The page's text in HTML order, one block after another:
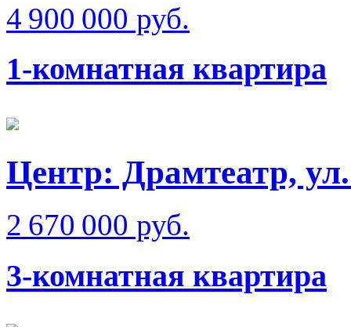
4 900 000 руб.
1-комнатная квартира
Центр: Драмтеатр,
2 670 000 руб.
3-комнатная квартира